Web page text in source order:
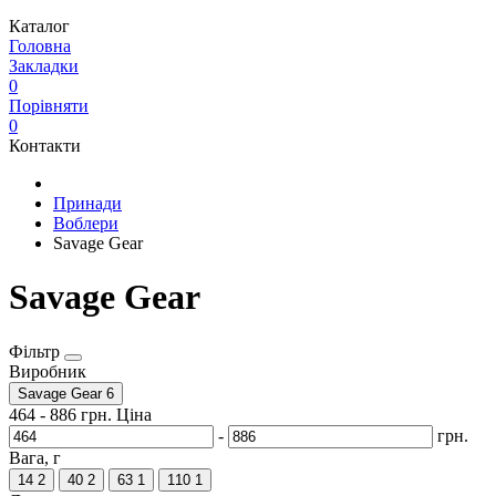
Каталог
Головна
Закладки
0
Порівняти
0
Контакти
Принади
Воблери
Savage Gear
Savage Gear
Фільтр
Виробник
Savage Gear 6
464 - 886 грн. Ціна
-
грн.
Вага, г
14 2 40 2 63 1 110 1